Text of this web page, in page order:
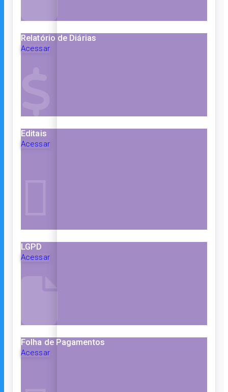
Relatório de Diárias
Acessar
Editais
Acessar
LGPD
Acessar
Folha de Pagamentos
Acessar